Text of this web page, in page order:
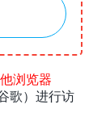
浏览器
歌）进行访